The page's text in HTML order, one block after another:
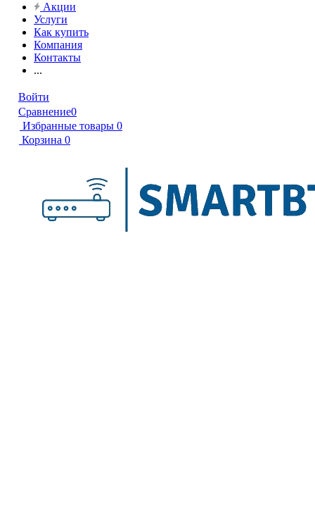
Акции
Услуги
Как купить
Компания
Контакты
...
Войти
Сравнение0
Избранные товары 0
Корзина 0